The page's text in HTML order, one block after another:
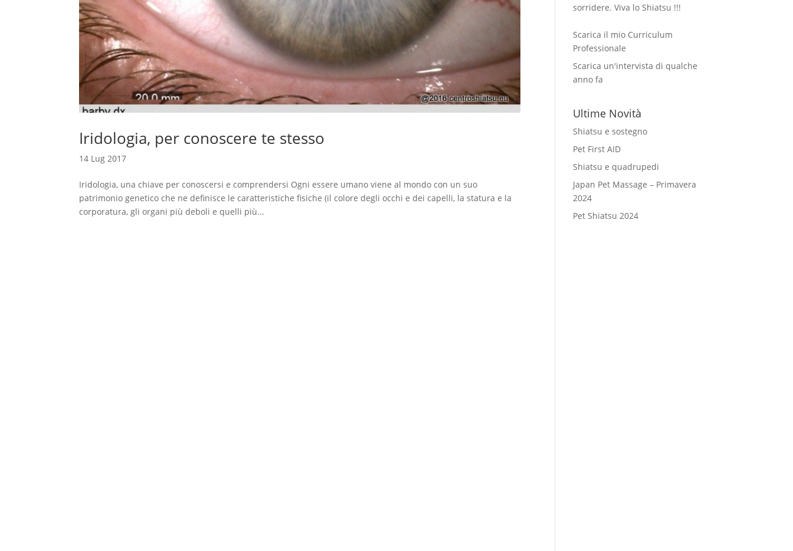
Iridologia, per conoscere te stesso
14 Lug 2017
Iridologia, una chiave per conoscersi e comprendersi Ogni essere umano viene al mondo con un suo
patrimonio genetico che ne definisce le caratteristiche fisiche (il colore degli occhi e dei capelli, la statura e la
corporatura, gli organi più deboli e quelli più...
sorridere. Viva lo Shiatsu !!!
Scarica il mio Curriculum
Professionale
Scarica un'intervista di qualche
anno fa
Ultime Novità
Shiatsu e sostegno
Pet First AID
Shiatsu e quadrupedi
Japan Pet Massage – Primavera
2024
Pet Shiatsu 2024